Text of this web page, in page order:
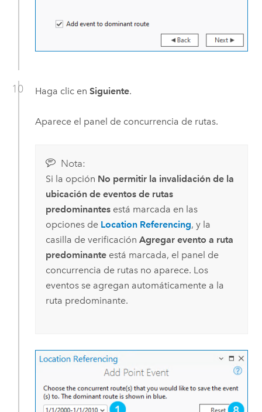
Haga clic en Siguiente.
Aparece el panel de concurrencia de rutas.
Nota:
Si la opción No permitir la invalidación de la
ubicación de eventos de rutas
predominantesestá marcada en las
opciones de Location Referencing, y la
casilla de verificación Agregar evento a ruta
predominanteestá marcada, el panel de
concurrencia de rutas no aparece. Los
eventos se agregan automáticamente a la
ruta predominante.